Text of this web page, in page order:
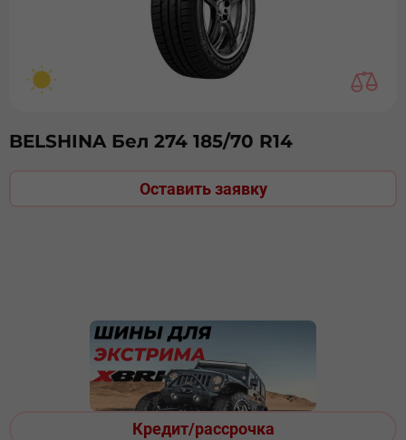
Кредит/рассрочка
BELSHINA Бел 274 185/70 R14
Оставить заявку